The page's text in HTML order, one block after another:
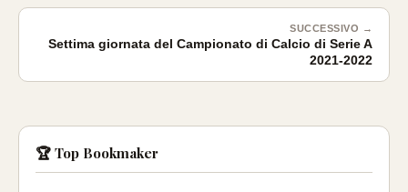
SUCCESSIVO →
Settima giornata del Campionato di Calcio di Serie A
2021-2022
🏆 Top Bookmaker